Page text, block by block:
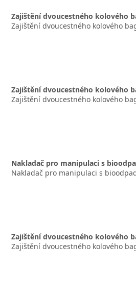
Zajištění dvoucestného kolového
Zajištění dvoucestného kolového
Zajištění dvoucestného kolového
Zajištění dvoucestného kolového
Nakladač pro manipulaci s
Nakladač pro manipulaci s
Zajištění dvoucestného kolového
Zajištění dvoucestného kolového